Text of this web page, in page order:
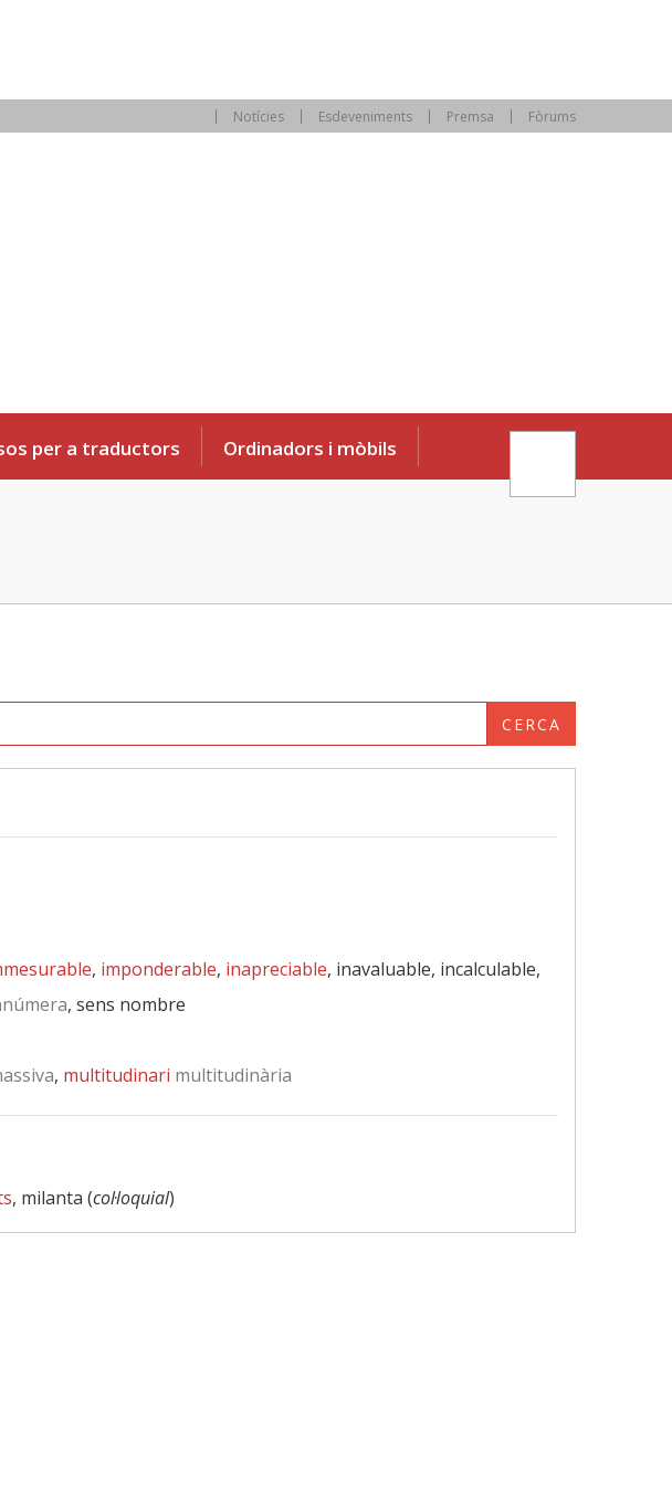
Notícies Esdeveniments Premsa Fòrums
per a traductors Ordinadors i mòbils
CERCA
, imponderable, inapreciable, inavaluable, incalculable,
, sens nombre
, multitudinari multitudinària
, milanta (col·loquial)